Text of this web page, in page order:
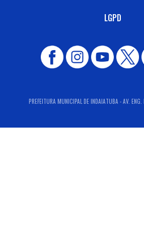
LGPD
PREFEITURA MUNICIPAL DE INDAIATUBA - AV.